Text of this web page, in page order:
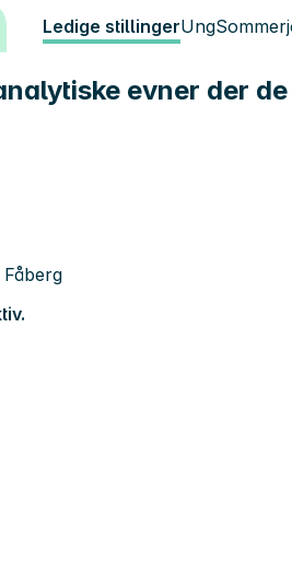
Ledige stillingerUng
evner der